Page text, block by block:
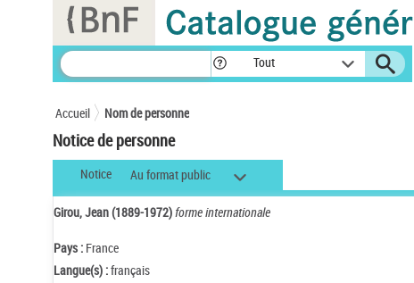
Tout
Accueil Nom de personne
Notice de personne
Notice Au format public
Girou, Jean (1889-1972)forme internationale
Pays : France
Langue(s) :français
Panneau de gestion des cookies